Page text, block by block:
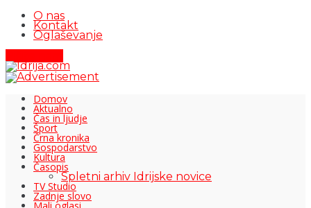
O nas
Kontakt
Oglaševanje
Domov
Aktualno
Čas in ljudje
Šport
Črna kronika
Gospodarstvo
Kultura
Časopis
Spletni arhiv Idrijske novice
TV Studio
Zadnje slovo